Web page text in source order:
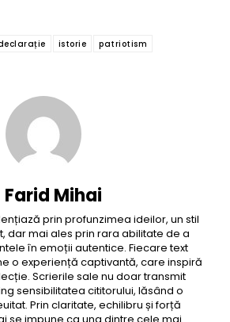
istorie patriotism
Farid Mihai
prin profunzimea ideilor, un stil
dar mai ales prin rara abilitate de a
în emoții autentice. Fiecare text
o experiență captivantă, care inspiră
Scrierile sale nu doar transmit
sensibilitatea cititorului, lăsând o
Prin claritate, echilibru și forță
se impune ca una dintre cele mai